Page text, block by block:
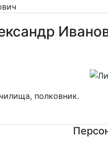
полковник.